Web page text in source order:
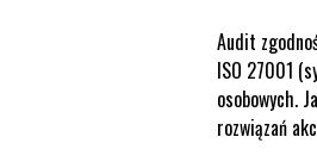
Audit
ISO 27001
osobowych.
rozwiązań